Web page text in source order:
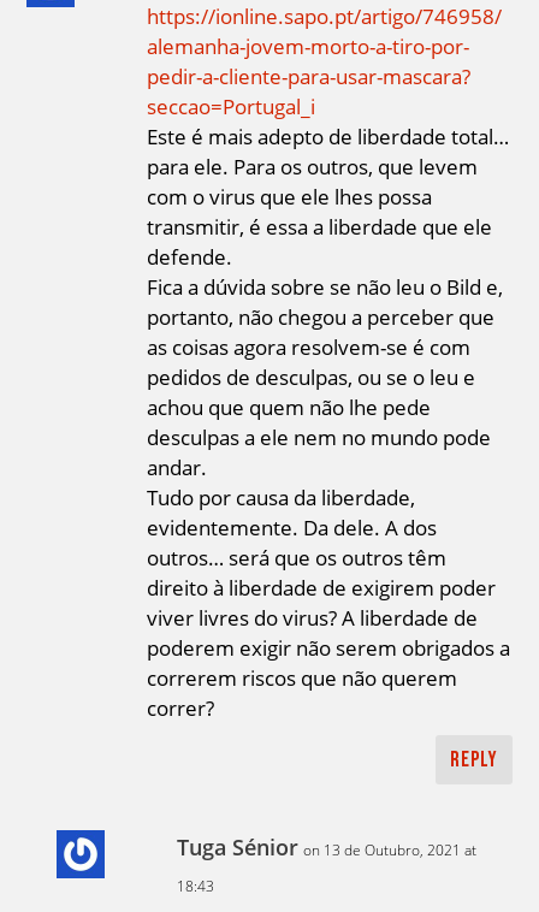
https://ionline.sapo.pt/artigo/746958/
alemanha-jovem-morto-a-tiro-por-
pedir-a-cliente-para-usar-mascara?
seccao=Portugal_i
Este é mais adepto de liberdade total…
para ele. Para os outros, que levem
com o virus que ele lhes possa
transmitir, é essa a liberdade que ele
defende.
Fica a dúvida sobre se não leu o Bild e,
portanto, não chegou a perceber que
as coisas agora resolvem-se é com
pedidos de desculpas, ou se o leu e
achou que quem não lhe pede
desculpas a ele nem no mundo pode
andar.
Tudo por causa da liberdade,
evidentemente. Da dele. A dos
outros… será que os outros têm
direito à liberdade de exigirem poder
viver livres do virus? A liberdade de
poderem exigir não serem obrigados a
correrem riscos que não querem
correr?
Reply
Tuga Sénior on 13 de Outubro, 2021 at
18:43